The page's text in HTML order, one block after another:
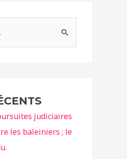
judiciaires
les baleiniers ; le